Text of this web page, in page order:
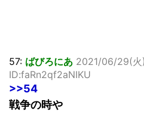
57: ばびろにあ 2021/06/29(火
ID:faRn2qf2aNIKU
>>54
戦争の時や